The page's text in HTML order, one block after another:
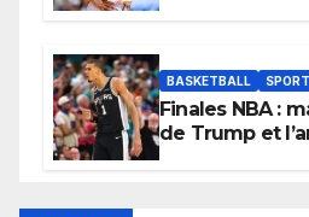
BASKETBALL SPORT
Finales NBA :
de Trump et